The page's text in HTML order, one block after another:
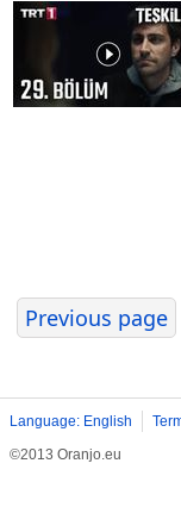
Previous page
Language: English
©2013 Oranjo.eu